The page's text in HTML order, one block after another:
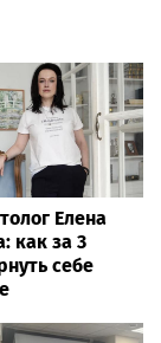
Елена
как за 3
себе